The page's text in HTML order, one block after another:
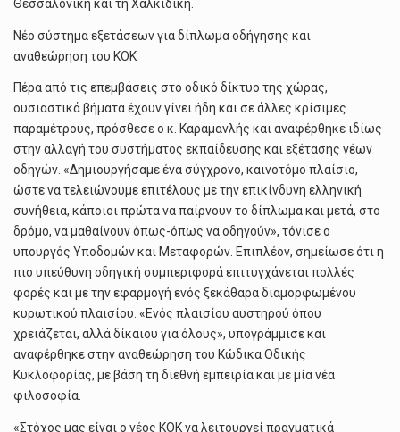
Θεσσαλονίκη και τη Χαλκιδική.
Νέο σύστημα εξετάσεων για δίπλωμα οδήγησης και
αναθεώρηση του ΚΟΚ
Πέρα από τις επεμβάσεις στο οδικό δίκτυο της χώρας,
ουσιαστικά βήματα έχουν γίνει ήδη και σε άλλες κρίσιμες
παραμέτρους, πρόσθεσε ο κ. Καραμανλής και αναφέρθηκε ιδίως
στην αλλαγή του συστήματος εκπαίδευσης και εξέτασης νέων
οδηγών. «Δημιουργήσαμε ένα σύγχρονο, καινοτόμο πλαίσιο,
ώστε να τελειώνουμε επιτέλους με την επικίνδυνη ελληνική
συνήθεια, κάποιοι πρώτα να παίρνουν το δίπλωμα και μετά, στο
δρόμο, να μαθαίνουν όπως-όπως να οδηγούν», τόνισε ο
υπουργός Υποδομών και Μεταφορών. Επιπλέον, σημείωσε ότι η
πιο υπεύθυνη οδηγική συμπεριφορά επιτυγχάνεται πολλές
φορές και με την εφαρμογή ενός ξεκάθαρα διαμορφωμένου
κυρωτικού πλαισίου. «Ενός πλαισίου αυστηρού όπου
χρειάζεται, αλλά δίκαιου για όλους», υπογράμμισε και
αναφέρθηκε στην αναθεώρηση του Κώδικα Οδικής
Κυκλοφορίας, με βάση τη διεθνή εμπειρία και με μία νέα
φιλοσοφία.
«Στόχος μας είναι ο νέος ΚΟΚ να λειτουργεί πραγματικά